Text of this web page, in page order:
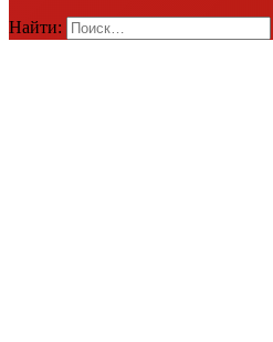
Найти: